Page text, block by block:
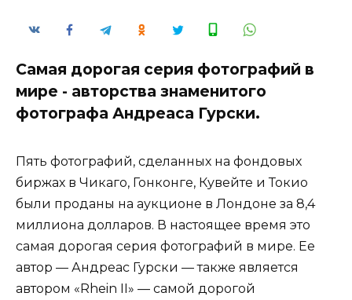
Самая дорогая серия фотографий в
мире - авторства знаменитого
фотографа Андреаса Гурски.
Пять фотографий, сделанных на фондовых
биржах в Чикаго, Гонконге, Кувейте и Токио
были проданы на аукционе в Лондоне за 8,4
миллиона долларов. В настоящее время это
самая дорогая серия фотографий в мире. Ее
автор — Андреас Гурски — также является
автором «Rhein II» — самой дорогой